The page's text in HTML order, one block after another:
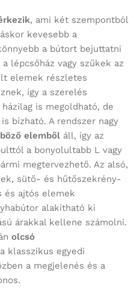
, ami két szempontból
kevesebb a
a bútort bejuttatni
lépcsőház vagy szűkek az
elemek részletes
így a szerelés
is megoldható, de
bízható. A rendszer nagy
elemből áll, így az
a bonyolultabb L vagy
megtervezhető. Az alsó,
sütő- és hűtőszekrény-
és ajtós elemek
alakítható ki
árakkal kellene számolni.
olcsó
klasszikus egyedi
a megjelenés és a